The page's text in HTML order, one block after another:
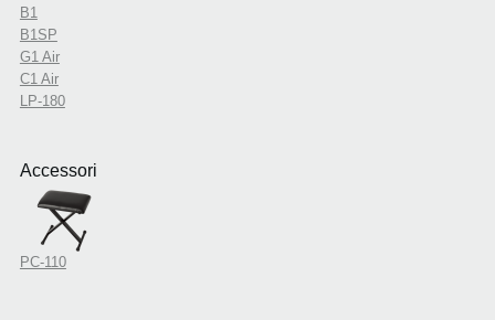
B1
B1SP
G1 Air
C1 Air
LP-180
Accessori
PC-110